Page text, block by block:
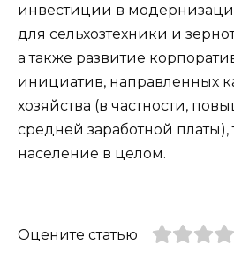
инвестиции в
для сельхозтехники и
а также развитие
инициатив, направленных
хозяйства (в частности,
средней заработной платы),
население в целом.
Оцените статью